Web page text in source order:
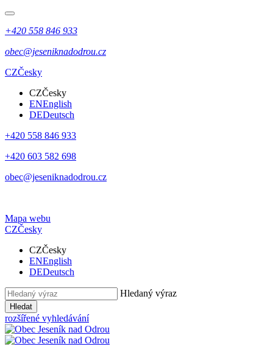
+420 558 846 933
obec@jeseniknadodrou.cz
CZČesky
CZČesky
ENEnglish
DEDeutsch
+420 558 846 933
+420 603 582 698
obec@jeseniknadodrou.cz
Mapa webu
CZČesky
CZČesky
ENEnglish
DEDeutsch
Hledaný výraz
Hledat
rozšířené vyhledávání